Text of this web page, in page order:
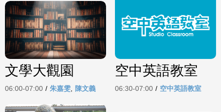
文學大觀園
06:00-07:00 / 朱嘉雯, 陳文義
空中英語教室
06:30-07:00 / 空中英語教室